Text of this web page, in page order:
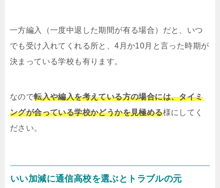
一方編入（一度中退した期間が有る場合）だと、いつ
でも受け入れてくれる所と、4月か10月と言った時期が
決まっている学校も有ります。
なので転入や編入を考えている方の場合には、タイミ
ングが合っている学校かどうかを見極める様にしてく
ださい。
いい加減に通信高校を選ぶとトラブルの元